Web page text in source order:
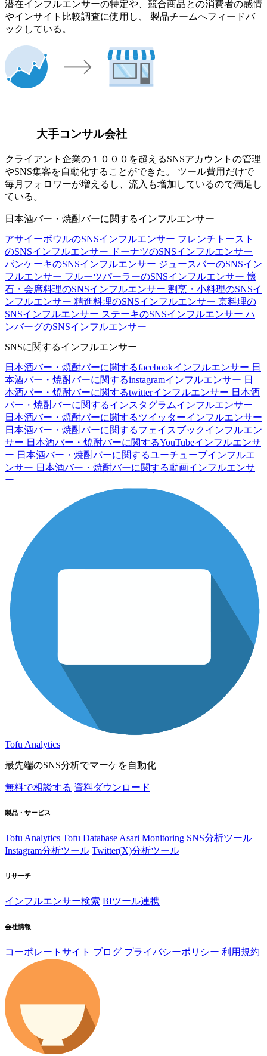
潜在インフルエンサーの特定や、競合商品との消費者の感情
やインサイト比較調査に使用し、 製品チームへフィードバ
ックしている。
大手コンサル会社
クライアント企業の１０００を超えるSNSアカウントの管理
やSNS集客を自動化することができた。 ツール費用だけで
毎月フォロワーが増えるし、流入も増加しているので満足し
ている。
日本酒バー・焼酎バーに関するインフルエンサー
アサイーボウルのSNSインフルエンサー フレンチトースト
のSNSインフルエンサー ドーナツのSNSインフルエンサー
パンケーキのSNSインフルエンサー ジュースバーのSNSイン
フルエンサー フルーツパーラーのSNSインフルエンサー懐
石・会席料理のSNSインフルエンサー 割烹・小料理のSNSイ
ンフルエンサー 精進料理のSNSインフルエンサー 京料理の
SNSインフルエンサー ステーキのSNSインフルエンサー ハ
ンバーグのSNSインフルエンサー
SNSに関するインフルエンサー
日本酒バー・焼酎バーに関するfacebookインフルエンサー 日
本酒バー・焼酎バーに関するinstagramインフルエンサー 日
本酒バー・焼酎バーに関するtwitterインフルエンサー 日本酒
バー・焼酎バーに関するインスタグラムインフルエンサー
日本酒バー・焼酎バーに関するツイッターインフルエンサー
日本酒バー・焼酎バーに関するフェイスブックインフルエン
サー 日本酒バー・焼酎バーに関するYouTubeインフルエンサ
ー 日本酒バー・焼酎バーに関するユーチューブインフルエ
ンサー 日本酒バー・焼酎バーに関する動画インフルエンサ
ー
Tofu Analytics
最先端のSNS分析でマーケを自動化
無料で相談する 資料ダウンロード
製品・サービス
Tofu Analytics Tofu Database Asari Monitoring SNS分析ツール
Instagram分析ツール Twitter(X)分析ツール
リサーチ
インフルエンサー検索 BIツール連携
会社情報
コーポレートサイト ブログ プライバシーポリシー 利用規約